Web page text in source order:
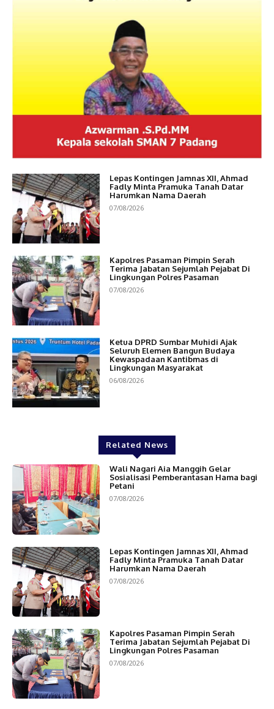
Lepas Kontingen Jamnas XII, Ahmad
Fadly Minta Pramuka Tanah Datar
Harumkan Nama Daerah
07/08/2026
Kapolres Pasaman Pimpin Serah
Terima Jabatan Sejumlah Pejabat Di
Lingkungan Polres Pasaman
07/08/2026
Ketua DPRD Sumbar Muhidi Ajak
Seluruh Elemen Bangun Budaya
Kewaspadaan Kantibmas di
Lingkungan Masyarakat
06/08/2026
Related News
Wali Nagari Aia Manggih Gelar
Sosialisasi Pemberantasan Hama bagi
Petani
07/08/2026
Lepas Kontingen Jamnas XII, Ahmad
Fadly Minta Pramuka Tanah Datar
Harumkan Nama Daerah
07/08/2026
Kapolres Pasaman Pimpin Serah
Terima Jabatan Sejumlah Pejabat Di
Lingkungan Polres Pasaman
07/08/2026